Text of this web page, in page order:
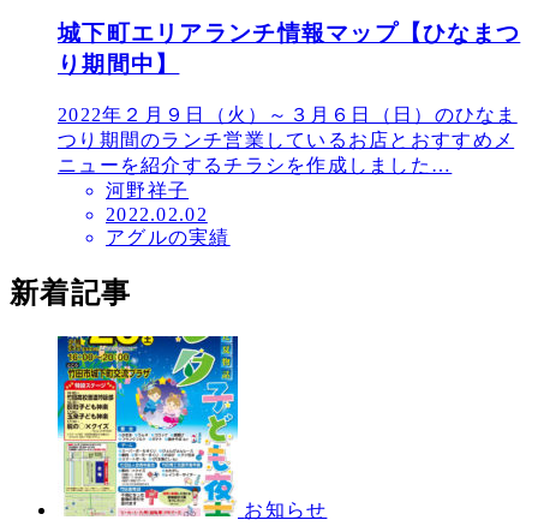
城下町エリアランチ情報マップ【ひなまつ
り期間中】
2022年２月９日（火）～３月６日（日）のひなま
つり期間のランチ営業しているお店とおすすめメ
ニューを紹介するチラシを作成しました…
河野祥子
投
稿
2022.02.02
アグルの実績
新着記事
お知らせ